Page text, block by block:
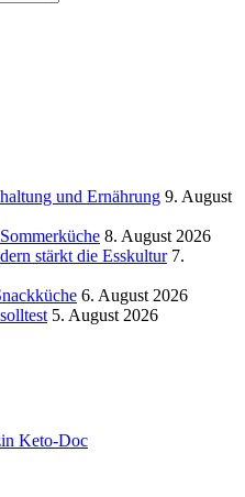
und Ernährung 9. August
8. August 2026
stärkt die Esskultur 7.
6. August 2026
5. August 2026